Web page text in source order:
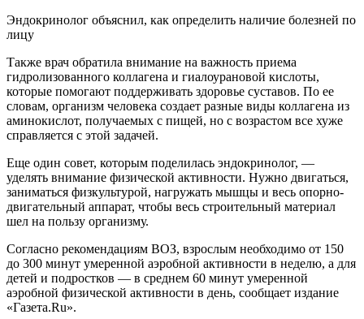
Эндокринолог объяснил, как определить наличие болезней по
лицу
Также врач обратила внимание на важность приема
гидролизованного коллагена и гиалоурановой кислоты,
которые помогают поддерживать здоровье суставов. По ее
словам, организм человека создает разные виды коллагена из
аминокислот, получаемых с пищей, но с возрастом все хуже
справляется с этой задачей.
Еще один совет, которым поделилась эндокринолог, —
уделять внимание физической активности. Нужно двигаться,
заниматься физкультурой, нагружать мышцы и весь опорно-
двигательный аппарат, чтобы весь строительный материал
шел на пользу организму.
Согласно рекомендациям ВОЗ, взрослым необходимо от 150
до 300 минут умеренной аэробной активности в неделю, а для
детей и подростков — в среднем 60 минут умеренной
аэробной физической активности в день, сообщает издание
«Газета.Ru».